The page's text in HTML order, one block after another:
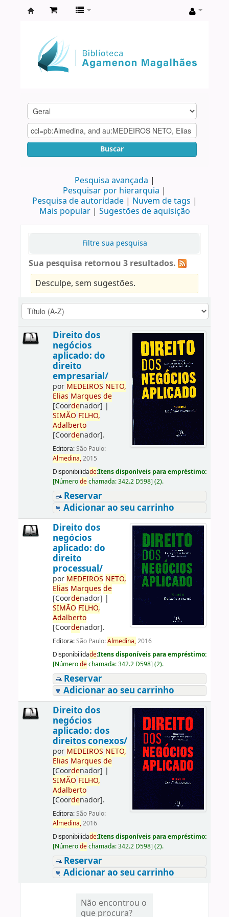
Agamenon
Magalhães
Buscar
Pesquisa avançada
Pesquisar por hierarquia
Pesquisa de autoridade
Nuvem de tags
Mais popular
Sugestões de aquisição
Filtre sua pesquisa
Sua pesquisa retornou 3 resultados.
Desculpe, sem sugestões.
Direito dos
negócios
aplicado: do
direito
empresarial/
por MEDEIROS NETO,
Elias Marques de
[Coordenador] |
SIMÃO FILHO,
Adalberto
[Coordenador].
Editora:São Paulo:
Almedina,2015
Disponibilidade:Itens disponíveis para empréstimo:
[Númerodechamada:342.2 D598] (2).
Reservar
Adicionar ao seu carrinho
Direito dos
negócios
aplicado: do
direito
processual/
por MEDEIROS NETO,
Elias Marques de
[Coordenador] |
SIMÃO FILHO,
Adalberto
[Coordenador].
Editora:São Paulo:Almedina,2016
Disponibilidade:Itens disponíveis para empréstimo:
[Númerodechamada:342.2 D598] (2).
Reservar
Adicionar ao seu carrinho
Direito dos
negócios
aplicado: dos
direitos conexos/
por MEDEIROS NETO,
Elias Marques de
[Coordenador] |
SIMÃO FILHO,
Adalberto
[Coordenador].
Editora:São Paulo:
Almedina,2016
Disponibilidade:Itens disponíveis para empréstimo:
[Númerodechamada:342.2 D598] (2).
Reservar
Adicionar ao seu carrinho
Não encontrou o
que procura?